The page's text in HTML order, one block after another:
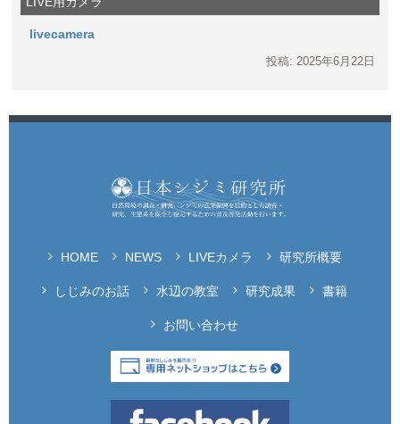
livecamera
投稿: 2025年6月22日
HOME NEWS LIVEカメラ 研究所概要
しじみのお話 水辺の教室 研究成果 書籍
お問い合わせ